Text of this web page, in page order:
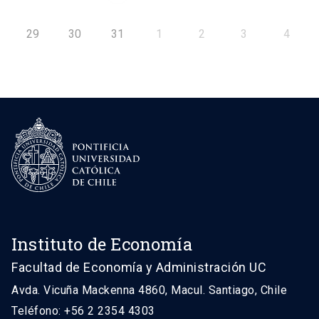
29 30 31 1 2 3 4
Instituto de Economía
Facultad de Economía y Administración UC
Avda. Vicuña Mackenna 4860, Macul. Santiago, Chile
Teléfono: +56 2 2354 4303